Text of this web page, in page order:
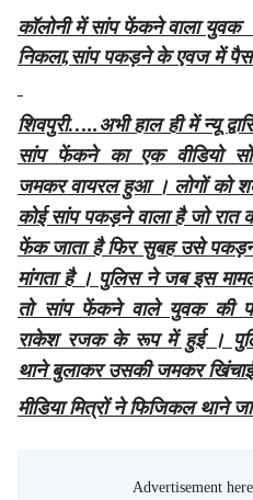
कॉलोनी में सांप फेंकने वाला युवक
निकला,सांप पकड़ने के एवज में
शिवपुरी…..अभी हाल ही में न्यू
सांप फेंकने का एक वीडियो
जमकर वायरल हुआ । लोगों को
कोई सांप पकड़ने वाला है जो रात
फेंक जाता है फिर सुबह उसे
मांगता है । पुलिस ने जब इस
तो सांप फेंकने वाले युवक की
राकेश रजक के रूप में हुई ।
थाने बुलाकर उसकी जमकर
मीडिया मित्रों ने फिजिकल थाने